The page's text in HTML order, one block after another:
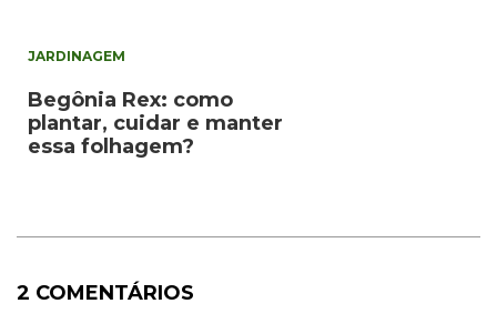
JARDINAGEM
Begônia Rex: como
plantar, cuidar e manter
essa folhagem?
2 COMENTÁRIOS